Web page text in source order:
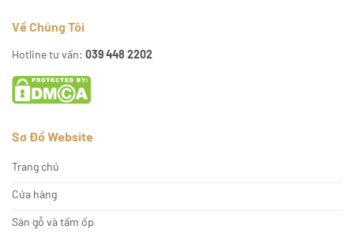
Về Chúng Tôi
Hotline tư vấn: 039 448 2202
Sơ Đồ Website
Trang chủ
Cửa hàng
Sàn gỗ và tấm ốp